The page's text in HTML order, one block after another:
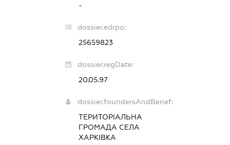
-
dossier.edrpo:
25659823
dossier.regDate:
20.05.97
dossier.foundersAndBenef:
ТЕРИТОРІАЛЬНА
ГРОМАДА СЕЛА
ХАРКІВКА